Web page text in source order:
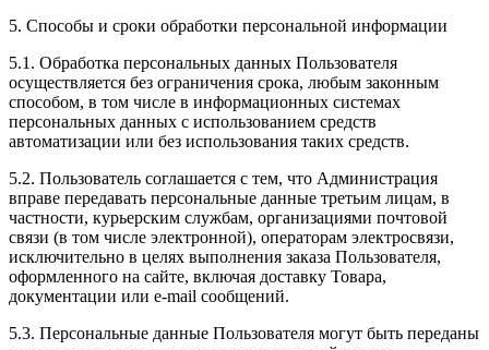
5. Способы и сроки обработки персональной информации
5.1. Обработка персональных данных Пользователя
осуществляется без ограничения срока, любым законным
способом, в том числе в информационных системах
персональных данных с использованием средств
автоматизации или без использования таких средств.
5.2. Пользователь соглашается с тем, что Администрация
вправе передавать персональные данные третьим лицам, в
частности, курьерским службам, организациями почтовой
связи (в том числе электронной), операторам электросвязи,
исключительно в целях выполнения заказа Пользователя,
оформленного на сайте, включая доставку Товара,
документации или e-mail сообщений.
5.3. Персональные данные Пользователя могут быть переданы